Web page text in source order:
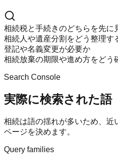
相続税と手続きのどちらを先に
相続人や遺産分割をどう整理す
登記や名義変更が必要か
相続放棄の期限や進め方をどう
Search Console
実際に検索された語
相続は語の揺れが多いため、近
ページを決めます。
Query families